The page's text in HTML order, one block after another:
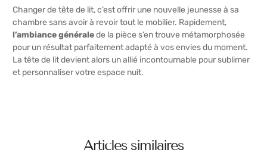
Changer de tête de lit, c’est offrir une nouvelle jeunesse à sa
chambre sans avoir à revoir tout le mobilier. Rapidement,
l’ambiance généralede la pièce s’en trouve métamorphosée
pour un résultat parfaitement adapté à vos envies du moment.
La tête de lit devient alors un allié incontournable pour sublimer
et personnaliser votre espace nuit.
Articles similaires